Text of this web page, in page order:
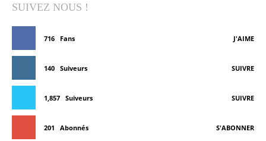
SUIVEZ NOUS !
716 Fans J'AIME
140 Suiveurs SUIVRE
1,857 Suiveurs SUIVRE
201 Abonnés S'ABONNER